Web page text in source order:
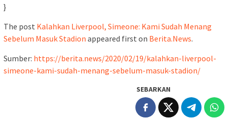
}
The post Kalahkan Liverpool, Simeone: Kami Sudah Menang
Sebelum Masuk Stadion appeared first on Berita.News.
Sumber: https://berita.news/2020/02/19/kalahkan-liverpool-
simeone-kami-sudah-menang-sebelum-masuk-stadion/
SEBARKAN